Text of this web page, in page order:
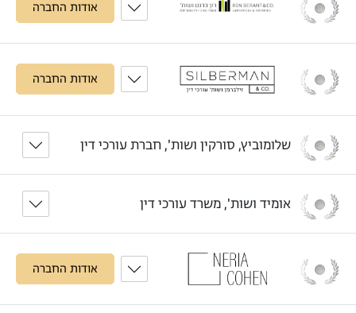
אודות החברה
אודות החברה
שלומוביץ, סורקין ושות', חברת עורכי דין
אומיד ושות', משרד עורכי דין
אודות החברה